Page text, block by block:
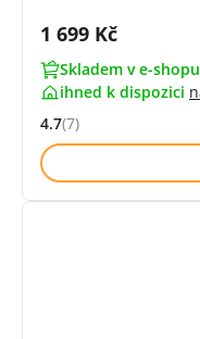
Cena s DPH:
1 699 Kč
Skladem v e-shopu
ihned k dispozici
Hodnocení: 4.7 z 5 (7
4.7(7)